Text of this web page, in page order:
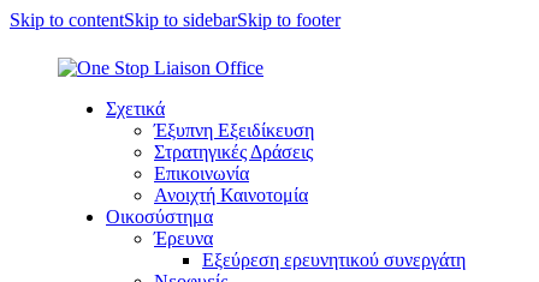
Skip to contentSkip to sidebarSkip to footer
Σχετικά
Έξυπνη Εξειδίκευση
Στρατηγικές Δράσεις
Επικοινωνία
Ανοιχτή Καινοτομία
Οικοσύστημα
Έρευνα
Εξεύρεση ερευνητικού συνεργάτη